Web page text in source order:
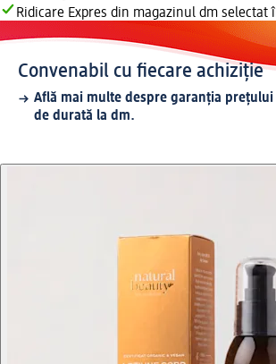
Ridicare Expres din magazinul dm selectat
Convenabil cu fiecare achiziție
Află mai multe despre garanția prețului
de durată la dm.